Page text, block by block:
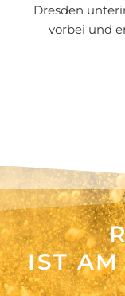
Dresden
vorbei und
IST AM